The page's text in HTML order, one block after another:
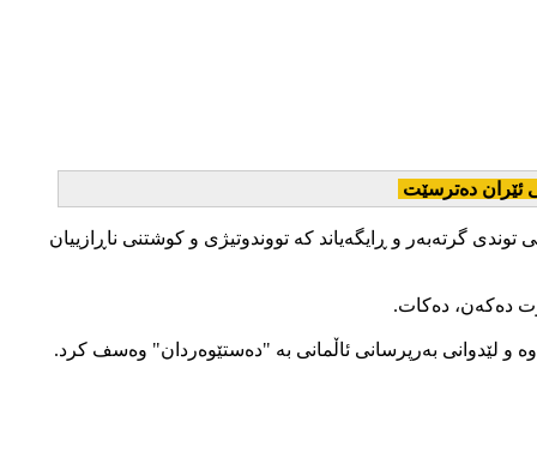
ئێران دەترسێت
گرتەبەر و ڕایگەیاند کە تووندوتیژی و کوشتنی ناڕازییان
دەکەن، دەكات.
و لێدوانی بەرپرسانی ئاڵمانی بە "دەستێوەردان" وەسف کرد.